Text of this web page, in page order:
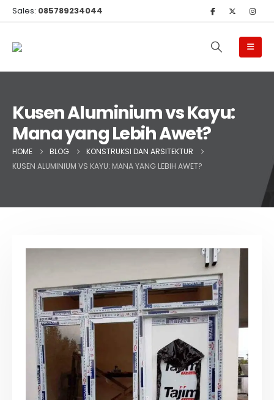
Sales: 085789234044
Kusen Aluminium vs Kayu:
Mana yang Lebih Awet?
HOME BLOG
KONSTRUKSI DAN ARSITEKTUR
KUSEN ALUMINIUM VS KAYU: MANA YANG LEBIH AWET?